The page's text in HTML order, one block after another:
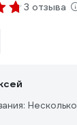
3 отзыва
Несколько